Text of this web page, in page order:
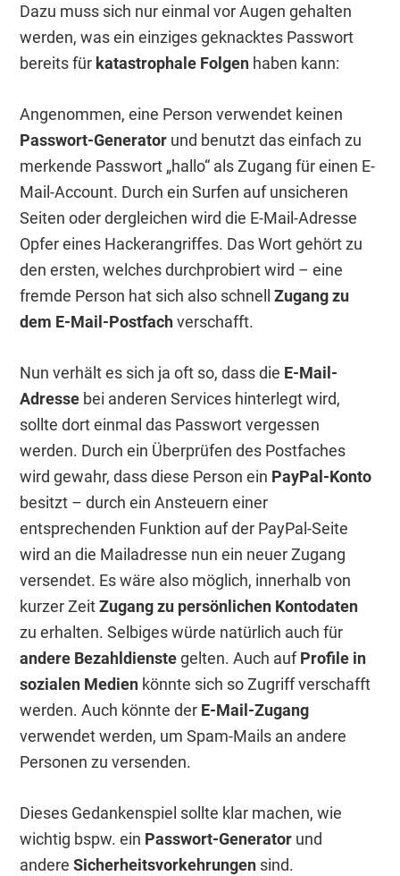
Dazu muss sich nur einmal vor Augen gehalten
werden, was ein einziges geknacktes Passwort
bereits für katastrophale Folgen haben kann:
Angenommen, eine Person verwendet keinen
Passwort-Generator und benutzt das einfach zu
merkende Passwort „hallo“ als Zugang für einen E-
Mail-Account. Durch ein Surfen auf unsicheren
Seiten oder dergleichen wird die E-Mail-Adresse
Opfer eines Hackerangriffes. Das Wort gehört zu
den ersten, welches durchprobiert wird – eine
fremde Person hat sich also schnellZugang zu
dem E-Mail-Postfachverschafft.
Nun verhält es sich ja oft so, dass die E-Mail-
Adresse bei anderen Services hinterlegt wird,
sollte dort einmal das Passwort vergessen
werden. Durch ein Überprüfen des Postfaches
wird gewahr, dass diese Person ein PayPal-Konto
besitzt – durch ein Ansteuern einer
entsprechenden Funktion auf der PayPal-Seite
wird an die Mailadresse nun ein neuer Zugang
versendet. Es wäre also möglich, innerhalb von
kurzer ZeitZugang zu persönlichen Kontodaten
zu erhalten. Selbiges würde natürlich auch für
andere Bezahldienstegelten. Auch aufProfile in
sozialen Medien könnte sich so Zugriff verschafft
werden. Auch könnte der E-Mail-Zugang
verwendet werden, um Spam-Mails an andere
Personen zu versenden.
Dieses Gedankenspiel sollte klar machen, wie
wichtig bspw. ein Passwort-Generator und
andereSicherheitsvorkehrungen sind.